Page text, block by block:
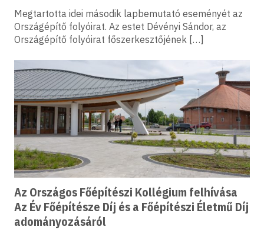
Megtartotta idei második lapbemutató eseményét az
Országépítő folyóirat. Az estet Dévényi Sándor, az
Országépítő folyóirat főszerkesztőjének […]
Az Országos Főépítészi Kollégium felhívása
Az Év Főépítésze Díj és a Főépítészi Életmű Díj
adományozásáról